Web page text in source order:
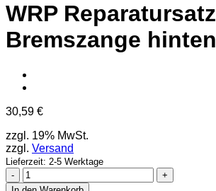
WRP Reparatursatz
Bremszange hinten
30,59 €
zzgl. 19% MwSt.
zzgl. Versand
Lieferzeit: 2-5 Werktage
WRP
Reparatursatz